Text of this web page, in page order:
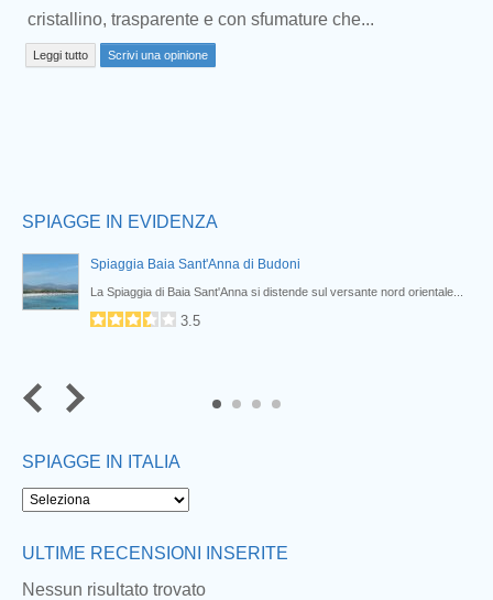
cristallino, trasparente e con sfumature che...
Leggi tutto Scrivi una opinione
SPIAGGE IN EVIDENZA
Spiaggia Baia Sant'Anna di Budoni
La Spiaggia di Baia Sant'Anna si distende sul versante nord orientale...
3.5
SPIAGGE IN ITALIA
ULTIME RECENSIONI INSERITE
Nessun risultato trovato